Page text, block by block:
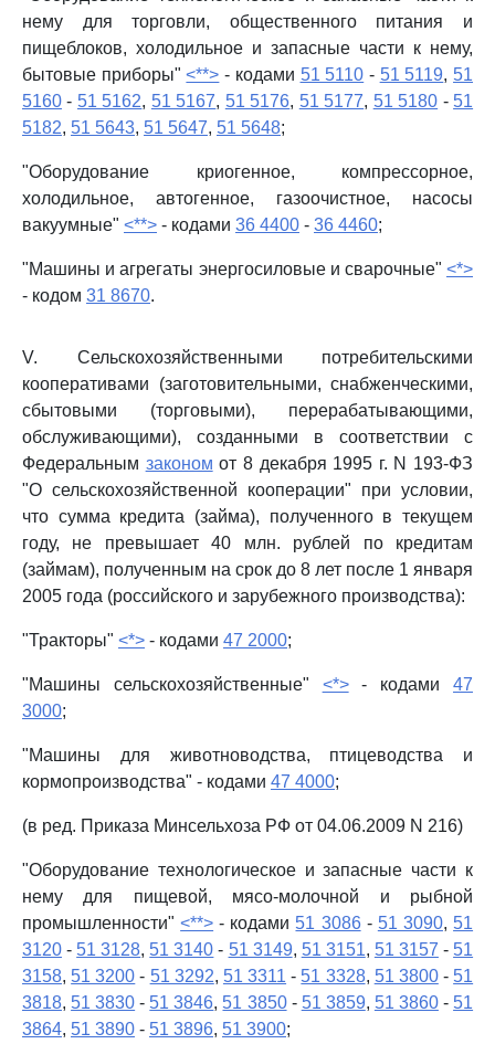
нему для торговли, общественного питания и
пищеблоков, холодильное и запасные части к нему,
бытовые приборы"<**> - кодами 51 5110 - 51 5119, 51
5160 - 51 5162, 51 5167, 51 5176, 51 5177, 51 5180 - 51
5182, 51 5643, 51 5647, 51 5648;
"Оборудование криогенное, компрессорное,
холодильное, автогенное, газоочистное, насосы
вакуумные" <**> - кодами 36 4400 - 36 4460;
"Машины и агрегаты энергосиловые и сварочные" <*>
- кодом 31 8670.
V. Сельскохозяйственными потребительскими
кооперативами (заготовительными, снабженческими,
сбытовыми (торговыми), перерабатывающими,
обслуживающими), созданными в соответствии с
Федеральным законом от 8 декабря 1995 г. N 193-ФЗ
"О сельскохозяйственной кооперации" при условии,
что сумма кредита (займа), полученного в текущем
году, не превышает 40 млн. рублей по кредитам
(займам), полученным на срок до 8 лет после 1 января
2005 года (российского и зарубежного производства):
"Тракторы" <*> - кодами 47 2000;
"Машины сельскохозяйственные" <*>- кодами47
3000;
"Машины для животноводства, птицеводства и
кормопроизводства" - кодами 47 4000;
(в ред. Приказа Минсельхоза РФ от 04.06.2009 N 216)
"Оборудование технологическое и запасные части к
нему для пищевой, мясо-молочной и рыбной
промышленности"<**> - кодами 51 3086- 51 3090, 51
3120 - 51 3128, 51 3140 - 51 3149, 51 3151, 51 3157 - 51
3158, 51 3200 - 51 3292, 51 3311 - 51 3328, 51 3800- 51
3818, 51 3830 - 51 3846, 51 3850- 51 3859, 51 3860- 51
3864, 51 3890 - 51 3896, 51 3900;